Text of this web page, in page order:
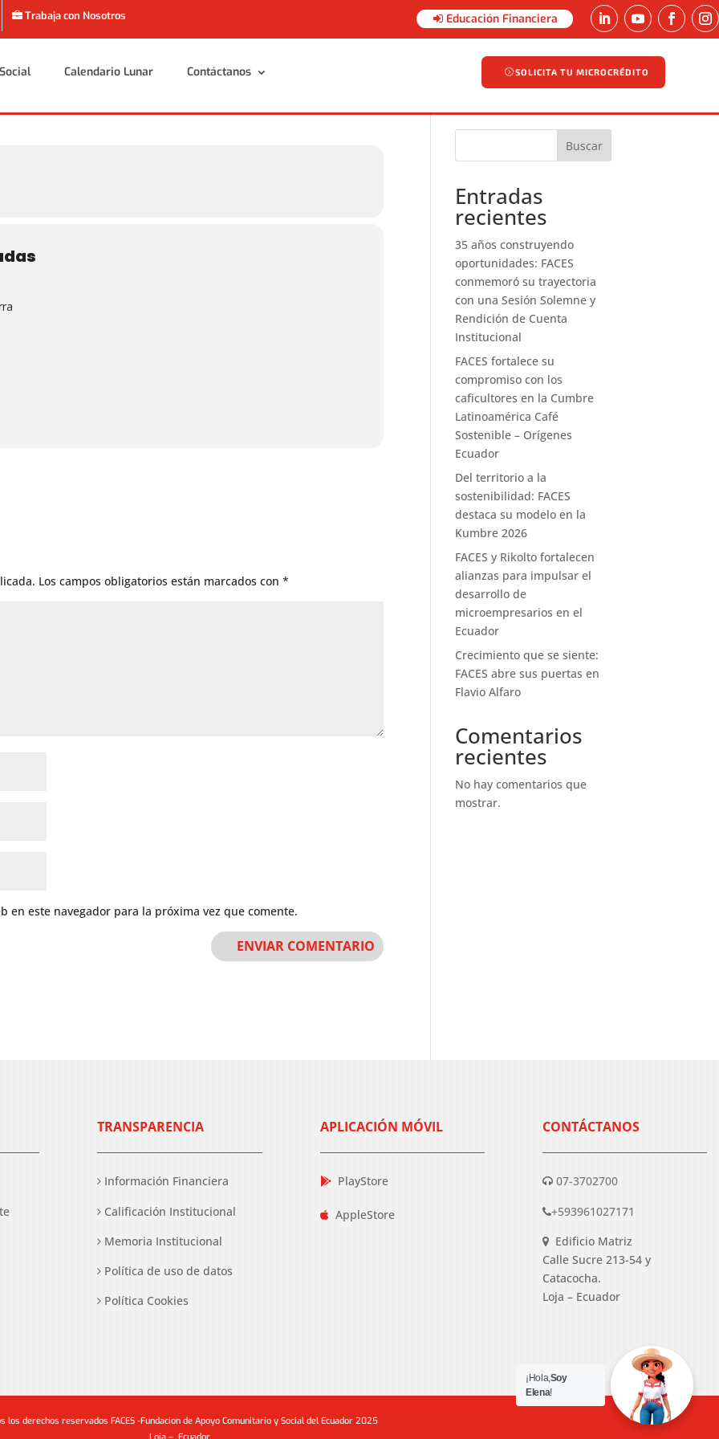
Trabaja con Nosotros Educación Financiera
Calendario Lunar Contáctanos SOLICITA TU MICROCRÉDITO
Calendario Lunar Contáctanos SOLICITA TU MICROCRÉDITO
Los campos obligatorios están marcados con*
en este navegador para la próxima vez que comente.
Buscar
Entradas
recientes
35 años construyendo
oportunidades: FACES
conmemoró su trayectoria
con una Sesión Solemne y
Rendición de Cuenta
Institucional
FACES fortalece su
compromiso con los
caficultores en la Cumbre
Latinoamérica Café
Sostenible – Orígenes
Ecuador
Del territorio a la
sostenibilidad: FACES
destaca su modelo en la
Kumbre 2026
FACES y Rikolto fortalecen
alianzas para impulsar el
desarrollo de
microempresarios en el
Ecuador
Crecimiento que se siente:
FACES abre sus puertas en
Flavio Alfaro
Comentarios
recientes
No hay comentarios que
mostrar.
TRANSPARENCIA
Información Financiera
Calificación Institucional
Memoria Institucional
Política de uso de datos
Política Cookies
APLICACIÓN MÓVIL
PlayStore
AppleStore
CONTÁCTANOS
07-3702700
+593961027171
Edificio Matriz
Calle Sucre 213-54 y
Catacocha.
Loja – Ecuador
los derechos reservados FACES -Fundacion de Apoyo Comunitario y Social del Ecuador 2025
¡Hola,Soy
Elena!